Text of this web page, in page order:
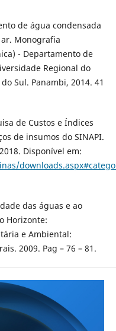
de água condensada
Monografia
- Departamento de
Regional do
Sul. Panambi, 2014. 41
de Custos e Índices
de insumos do SINAPI.
Disponível em:
das águas e ao
Horizonte:
e Ambiental:
2009. Pag – 76 – 81.